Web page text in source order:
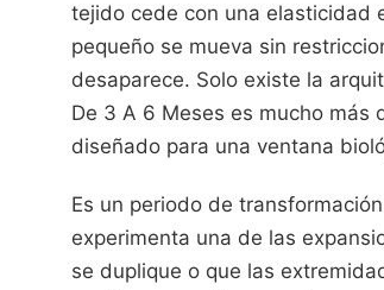
tejido cede con una elasticidad
pequeño se mueva sin
desaparece. Solo existe la
De 3 A 6 Meses es mucho más
diseñado para una ventana
Es un periodo de
experimenta una de las
se duplique o que las